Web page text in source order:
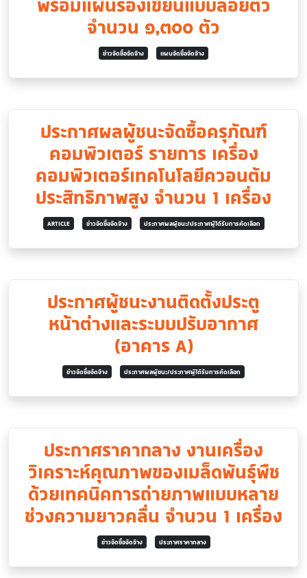
พร้อมแผ่นรองเขียนแบบลอยตัว
จำนวน ๑,๓๐๐ ตัว
ข่าวจัดซื้อจัดจ้าง แผนจัดซื้อจัดจ้าง
ประกาศผลผู้ชนะจัดซื้อครุภัณฑ์
คอมพิวเตอร์ รายการ เครื่อง
คอมพิวเตอร์เทคโนโลยีควอนตัม
ประสิทธิภาพสูง จำนวน 1 เครื่อง
ARTICLE ข่าวจัดซื้อจัดจ้าง ประกาศผลผู้ชนะ/ประกาศผู้ได้รับการคัดเลือก
ประกาศผู้ชนะงานติดตั้งประตู
หน้าต่างและระบบปรับอากาศ
(อาคาร A)
ข่าวจัดซื้อจัดจ้าง ประกาศผลผู้ชนะ/ประกาศผู้ได้รับการคัดเลือก
ประกาศราคากลาง งานเครื่อง
วิเคราะห์คุณภาพของเมล็ดพันธุ์พืช
ด้วยเทคนิคการถ่ายภาพแบบหลาย
ช่วงความยาวคลื่น จำนวน 1 เครื่อง
ข่าวจัดซื้อจัดจ้าง ประกาศราคากลาง